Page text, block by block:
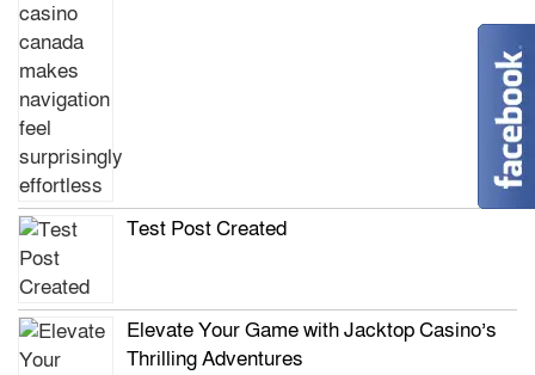
Test Post Created
Elevate Your Game with Jacktop Casino’s
Thrilling Adventures